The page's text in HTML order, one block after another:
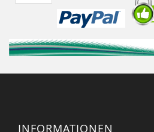
INFORMATIONEN